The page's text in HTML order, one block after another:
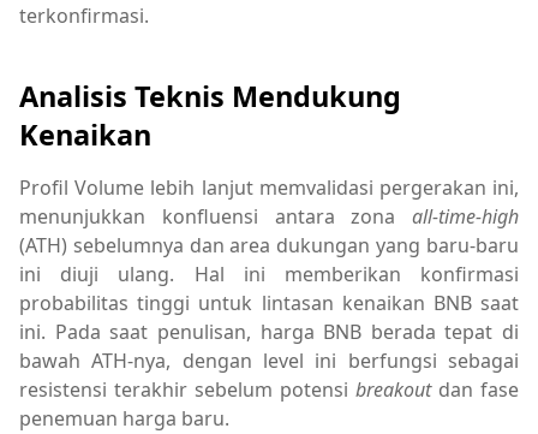
terkonfirmasi.
Analisis Teknis Mendukung
Kenaikan
Profil Volume lebih lanjut memvalidasi pergerakan ini,
menunjukkan konfluensi antara zona all-time-high
(ATH) sebelumnya dan area dukungan yang baru-baru
ini diuji ulang. Hal ini memberikan konfirmasi
probabilitas tinggi untuk lintasan kenaikan BNB saat
ini. Pada saat penulisan, harga BNB berada tepat di
bawah ATH-nya, dengan level ini berfungsi sebagai
resistensi terakhir sebelum potensi breakoutdan fase
penemuan harga baru.